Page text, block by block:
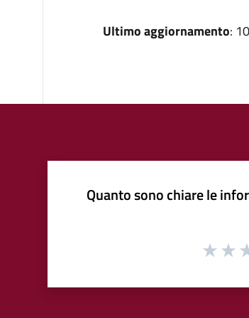
Ultimo aggiornamento:
Quanto sono chiare le